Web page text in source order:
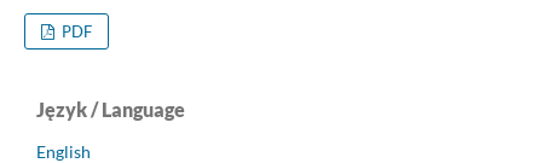
PDF
Język / Language
English